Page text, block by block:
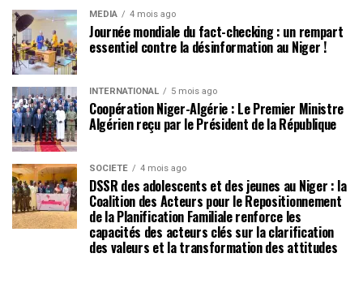
MÉDIA 4 mois ago
Journée mondiale du fact-checking : un rempart
essentiel contre la désinformation au Niger !
INTERNATIONAL 5 mois ago
Coopération Niger-Algérie : Le Premier Ministre
Algérien reçu par le Président de la République
SOCIÉTÉ 4 mois ago
DSSR des adolescents et des jeunes au Niger : la
Coalition des Acteurs pour le Repositionnement
de la Planification Familiale renforce les
capacités des acteurs clés sur la clarification
des valeurs et la transformation des attitudes